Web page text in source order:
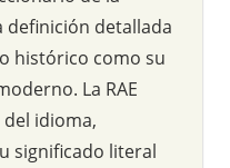
definición detallada
histórico como su
La RAE
idioma,
significado literal